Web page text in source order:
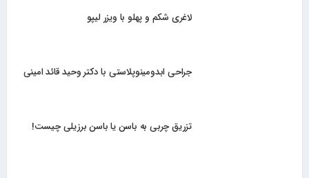
لاغری شکم و پهلو با ویزر لیپو
جراحی ابدومینوپلاستی با دکتر وحید قائد امینی
تزریق چربی به باسن یا باسن برزیلی چیست!